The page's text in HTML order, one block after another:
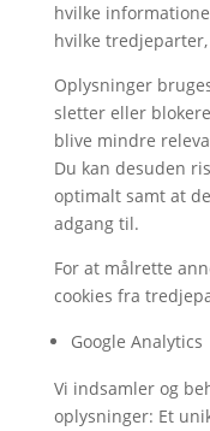
hvilke
hvilke
Oplysninger
sletter eller
blive mindre
Du kan desuden
optimalt samt at
adgang til.
For at målrette
cookies fra
Google Analytics
Vi indsamler og
oplysninger: Et